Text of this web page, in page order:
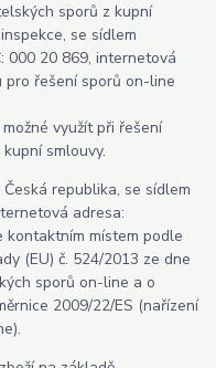
sporů z kupní
se sídlem
000 20 869, internetová
pro řešení sporů on-line
využít při řešení
smlouvy.
republika, se sídlem
adresa:
místem podle
(EU) č. 524/2013 ze dne
sporů on-line a o
2009/22/ES (nařízení